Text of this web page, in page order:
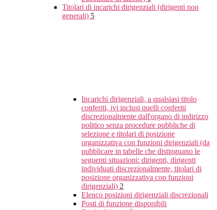
Titolari di incarichi dirigenziali (dirigenti non
generali) 5
Incarichi dirigenziali, a qualsiasi titolo
conferiti, ivi inclusi quelli conferiti
discrezionalmente dall'organo di indirizzo
politico senza procedure pubbliche di
selezione e titolari di posizione
organizzativa con funzioni dirigenziali (da
pubblicare in tabelle che distinguano le
seguenti situazioni: dirigenti, dirigenti
individuati discrezionalmente, titolari di
posizione organizzativa con funzioni
dirigenziali) 2
Elenco posizioni dirigenziali discrezionali
Posti di funzione disponibili